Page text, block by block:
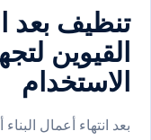
تنظيف بعد
القيوين
الاستخدام
بعد انتهاء أعمال